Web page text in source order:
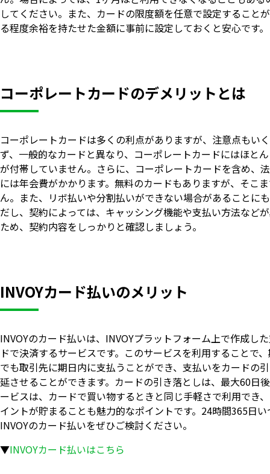
してください。また、カードの限度額を任意で設定すること
る程度余裕を持たせた金額に事前に設定しておくと安心です。
コーポレートカードのデメリットとは
コーポレートカードは多くの利点がありますが、注意点もい
ず、一般的なカードと異なり、コーポレートカードにはほと
が付帯していません。さらに、コーポレートカードを含め、
には年会費がかかります。無料のカードもありますが、そこ
ん。また、リボ払いや分割払いができない場合があることに
だし、契約によっては、キャッシング機能や支払い方法など
ため、契約内容をしっかりと確認しましょう。
INVOYカード払いのメリット
INVOYのカード払いは、INVOYプラットフォーム上で作成し
ドで決済するサービスです。このサービスを利用することで
でも取引先に期日内に支払うことができ、支払いをカードの
延させることができます。カードの引き落としは、最大60日
ービスは、カードで買い物するときと同じ手軽さで利用でき
イントが貯まることも魅力的なポイントです。24時間365日
INVOYのカード払いをぜひご検討ください。
▼INVOYカード払いはこちら